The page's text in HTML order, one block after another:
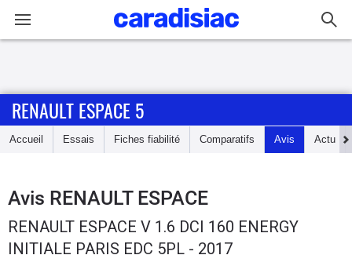
Accueil
Essais
Guide
d'achat
RENAULT ESPACE 5
Accueil Essais Fiches fiabilité Comparatifs Avis Actu
Avis RENAULT ESPACE
RENAULT ESPACE V 1.6 DCI 160 ENERGY
INITIALE PARIS EDC 5PL - 2017